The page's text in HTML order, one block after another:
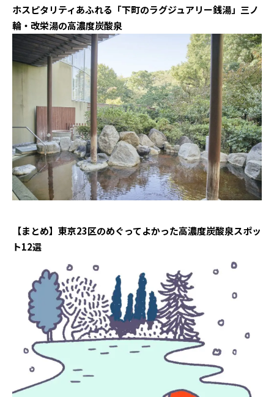
ホスピタリティあふれる「下町のラグジュアリー銭湯」三ノ
輪・改栄湯の高濃度炭酸泉
【まとめ】東京23区のめぐってよかった高濃度炭酸泉スポッ
ト12選